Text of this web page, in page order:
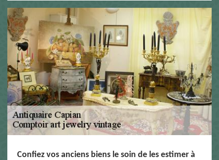
Confiez vos anciens biens le soin de les estimer à